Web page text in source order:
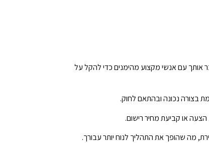
אותך עם אנשי מקצוע מהימנים כדי להקל על
בצורה נכונה ובהתאם לחוק.
הצעה או קביעת מחיר רישום.
מה שהופך את התהליך לנוח יותר עבורך.